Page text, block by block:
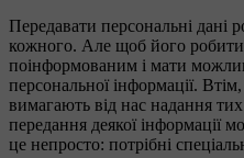
Передавати персональні дані
кожного. Але щоб його
поінформованим і мати
персональної інформації.
вимагають від нас надання
передання деякої інформації
це непросто: потрібні